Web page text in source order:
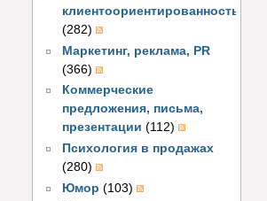
клиентоориентированность
(282)
Маркетинг, реклама, PR
(366)
Коммерческие
предложения, письма,
презентации (112)
Психология в продажах
(280)
Юмор (103)